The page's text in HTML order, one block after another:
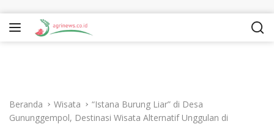
Beranda Wisata
“Istana Burung Liar” di Desa
Gununggempol, Destinasi Wisata Alternatif Unggulan di